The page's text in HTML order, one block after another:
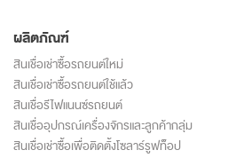
ผลิตภัณฑ์
สินเชื่อเช่าซื้อรถยนต์ใหม่
สินเชื่อเช่าซื้อรถยนต์ใช้แล้ว
สินเชื่อรีไฟแนนซ์รถยนต์
สินเชื่ออุปกรณ์เครื่องจักรและลูกค้ากลุ่ม
สินเชื่อเช่าซื้อเพื่อติดตั้งโซลาร์รูฟท็อป